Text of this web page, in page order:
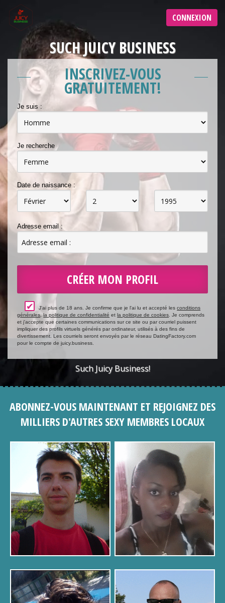
CONNEXION
SUCH JUICY BUSINESS
INSCRIVEZ-VOUS
GRATUITEMENT!
Je suis :
Je recherche
Date de naissance :
Adresse email :
✔ J'ai plus de 18 ans. Je confirme que je l'ai lu et accepté lesconditions
générales,la politique de confidentialité etla politique de cookies . Je comprends
et j'accepte que certaines communications sur ce site ou par courriel puissent
impliquer des profils virtuels générés par ordinateur, utilisés à des fins de
divertissement. Les courriels seront envoyés par le réseau DatingFactory.com
pour le compte de juicy.business.
Such Juicy Business!
ABONNEZ-VOUS MAINTENANT ET REJOIGNEZ DES
MILLIERS D'AUTRES SEXY MEMBRES LOCAUX